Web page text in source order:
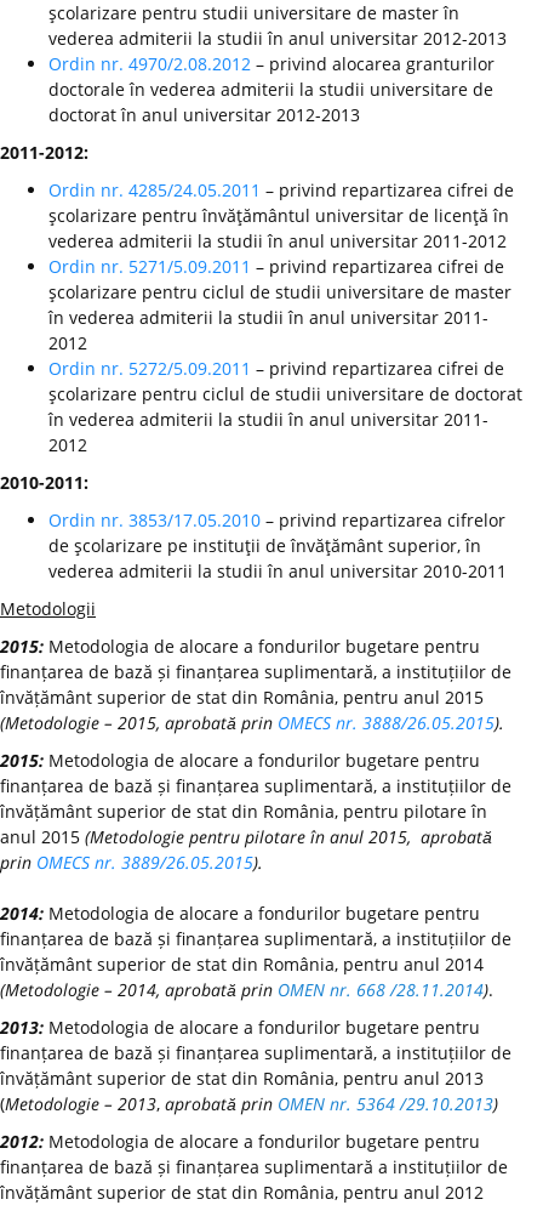
şcolarizare pentru studii universitare de master în
vederea admiterii la studii în anul universitar 2012-2013
Ordin nr. 4970/2.08.2012 – privind alocarea granturilor
doctorale în vederea admiterii la studii universitare de
doctorat în anul universitar 2012-2013
2011-2012:
Ordin nr. 4285/24.05.2011 – privind repartizarea cifrei de
şcolarizare pentru învăţământul universitar de licenţă în
vederea admiterii la studii în anul universitar 2011-2012
Ordin nr. 5271/5.09.2011 – privind repartizarea cifrei de
şcolarizare pentru ciclul de studii universitare de master
în vederea admiterii la studii în anul universitar 2011-
2012
Ordin nr. 5272/5.09.2011 – privind repartizarea cifrei de
şcolarizare pentru ciclul de studii universitare de doctorat
în vederea admiterii la studii în anul universitar 2011-
2012
2010-2011:
Ordin nr. 3853/17.05.2010 – privind repartizarea cifrelor
de şcolarizare pe instituţii de învăţământ superior, în
vederea admiterii la studii în anul universitar 2010-2011
Metodologii
2015: Metodologia de alocare a fondurilor bugetare pentru
finanțarea de bază și finanțarea suplimentară, a instituțiilor de
învățământ superior de stat din România, pentru anul 2015
(Metodologie – 2015, aprobată prin OMECS nr. 3888/26.05.2015).
2015: Metodologia de alocare a fondurilor bugetare pentru
finanțarea de bază și finanțarea suplimentară, a instituțiilor de
învățământ superior de stat din România, pentru pilotare în
anul 2015 (Metodologie pentru pilotare în anul 2015, aprobată
prin OMECS nr. 3889/26.05.2015).
2014: Metodologia de alocare a fondurilor bugetare pentru
finanțarea de bază și finanțarea suplimentară, a instituțiilor de
învățământ superior de stat din România, pentru anul 2014
(Metodologie – 2014, aprobată prin OMEN nr. 668 /28.11.2014).
2013: Metodologia de alocare a fondurilor bugetare pentru
finanțarea de bază și finanțarea suplimentară, a instituțiilor de
învățământ superior de stat din România, pentru anul 2013
(Metodologie – 2013, aprobată prin OMEN nr. 5364 /29.10.2013)
2012: Metodologia de alocare a fondurilor bugetare pentru
finanțarea de bază și finanțarea suplimentară a instituțiilor de
învățământ superior de stat din România, pentru anul 2012